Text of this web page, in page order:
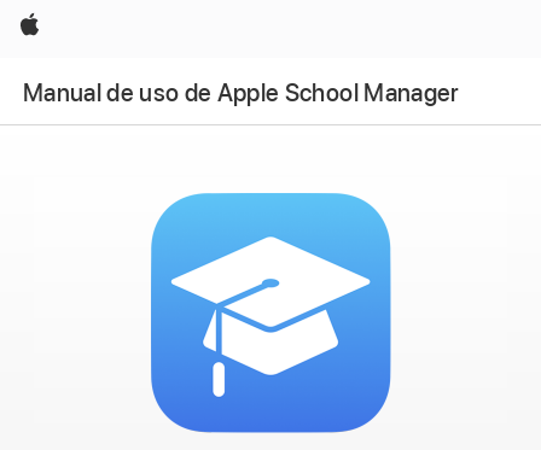
Apple
Manual de uso de Apple School Manager